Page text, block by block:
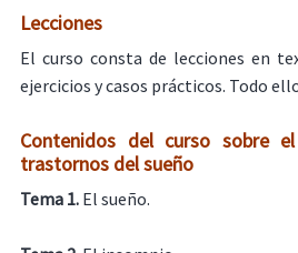
Lecciones
El curso consta de lecciones en
ejercicios y casos prácticos. Todo
Contenidos del curso sobre
trastornos del sueño
Tema 1.El sueño.